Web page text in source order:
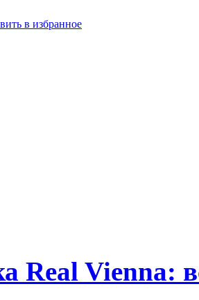
в избранное
Real Vienna: